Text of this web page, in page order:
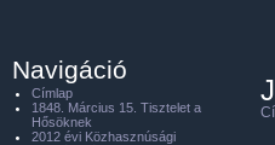
Navigáció
Címlap
1848. Március 15. Tisztelet a
Hősöknek
2012 évi Közhasznúsági